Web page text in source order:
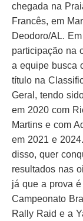
chegada na
Francês, em
Deodoro/AL.
participação na
a equipe busca
título na
Geral, tendo
em 2020 com
Martins e com
em 2021 e
disso, quer
resultados nas
já que a prova
Campeonato
Rally Raid e a